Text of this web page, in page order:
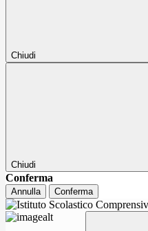
Chiudi
Chiudi
Conferma
Annulla Conferma